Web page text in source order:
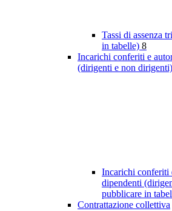
Tassi di assenza
in tabelle) 8
Incarichi conferiti e
(dirigenti e non dirigenti)
Incarichi conferiti
dipendenti
pubblicare in
Contrattazione collettiva